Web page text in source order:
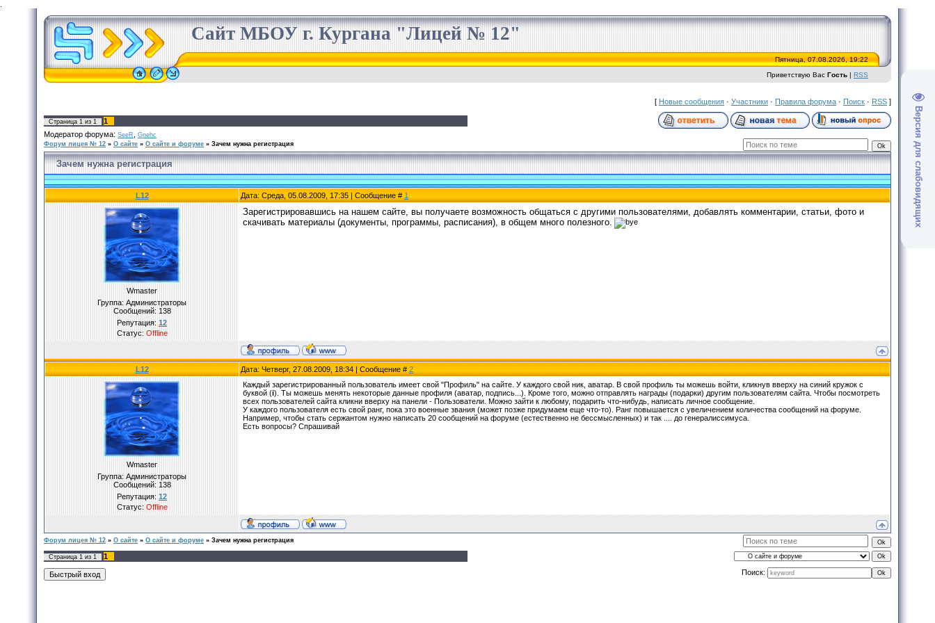
Версия для слабовидящих
Сайт МБОУ г. Кургана "Лицей № 12"
Пятница, 07.08.2026, 19:22
Приветствую Вас Гость | RSS
[ Новые сообщения · Участники · Правила форума · Поиск · RSS ]
Страница 1 из 1
1
Модератор форума: SeeR
Gnehc
Форум лицея № 12 » О сайте » О сайте и форуме » Зачем нужна регистрация
Зачем нужна регистрация
L12 Дата: Среда, 05.08.2009, 17:35 | Сообщение # 1
Wmaster
Группа: Администраторы
Сообщений: 138
Репутация: 12
Статус: Offline
Зарегистрировавшись на нашем сайте, вы получаете возможность общаться с другими пользователями, добавлять комментарии, статьи, фото и
скачивать материалы (документы, программы, расписания), в общем много полезного.
L12 Дата: Четверг, 27.08.2009, 18:34 | Сообщение # 2
Wmaster
Группа: Администраторы
Сообщений: 138
Репутация: 12
Статус: Offline
Каждый зарегистрированный пользователь имеет свой "Профиль" на сайте. У каждого свой ник, аватар. В свой профиль ты можешь войти, кликнув вверху на синий кружок с
буквой (i). Ты можешь менять некоторые данные профиля (аватар, подпись...). Кроме того, можно отправлять награды (подарки) другим пользователям сайта. Чтобы посмотреть
всех пользователей сайта кликни вверху на панели - Пользователи. Можно зайти к любому, подарить что-нибудь, написать личное сообщение.
У каждого пользователя есть свой ранг, пока это военные звания (может позже придумаем еще что-то). Ранг повышается с увеличением количества сообщений на форуме.
Например, чтобы стать сержантом нужно написать 20 сообщений на форуме (естественно не бессмысленных) и так .... до генералиссимуса.
Есть вопросы? Спрашивай
Форум лицея № 12 » О сайте » О сайте и форуме » Зачем нужна регистрация
Страница 1 из 1
1
Поиск: